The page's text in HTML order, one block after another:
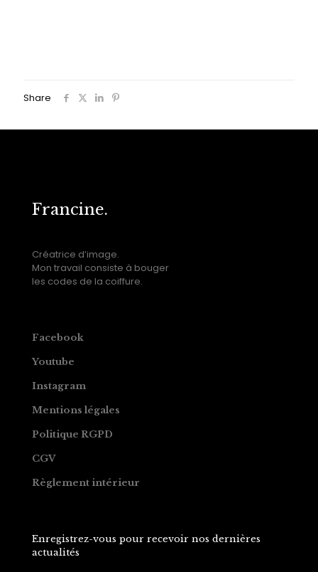
Share
Francine.
Créatrice d’image.
Mon travail consiste à bouger
les codes de la coiffure.
Facebook
Youtube
Instagram
Mentions légales
Politique RGPD
CGV
Règlement intérieur
Enregistrez-vous pour recevoir nos dernières
actualités